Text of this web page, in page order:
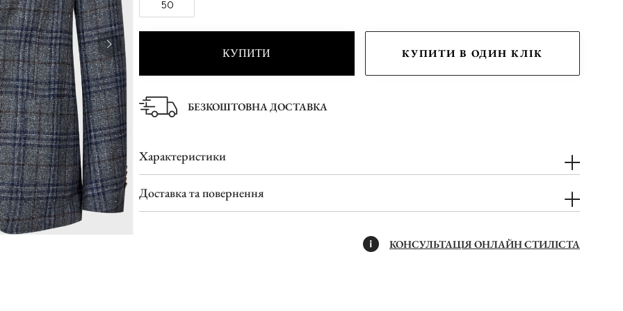
Туфлі
Шльопанці
50
КУПИТИ КУПИТИ В ОДИН КЛІК
БЕЗКОШТОВНА ДОСТАВКА
Характеристики
Доставка та повернення
КОНСУЛЬТАЦІЯ ОНЛАЙН СТИЛІСТА